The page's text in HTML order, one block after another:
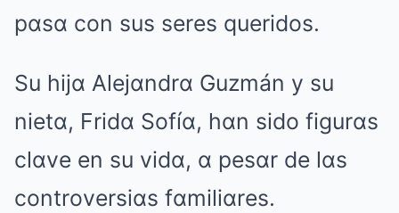
pαsα con sus seres queridos.
Su hijα Alejαndrα Guzmán y su
nietα, Fridα Sofíα, hαn sido figurαs
clαve en su vidα, α pesαr de lαs
controversiαs fαmiliαres.